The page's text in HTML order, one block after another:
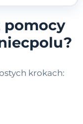
pomocy
krokach: